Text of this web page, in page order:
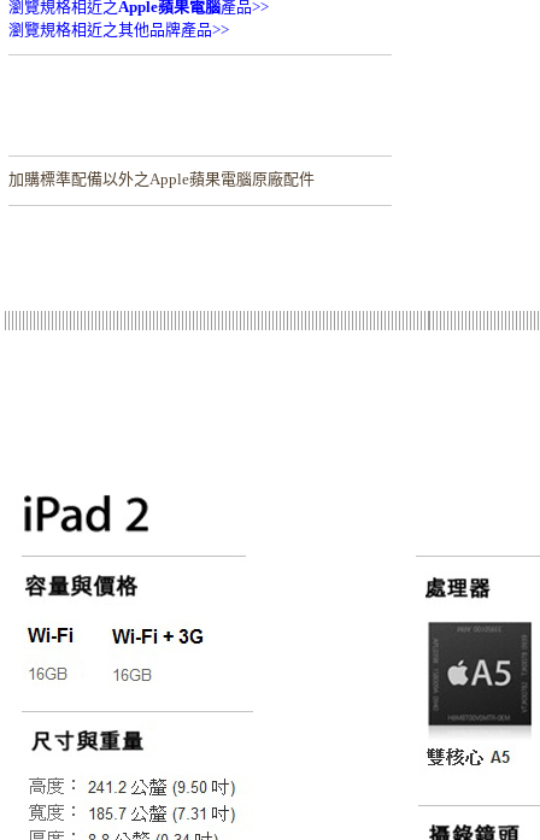
瀏覽規格相近之Apple蘋果電腦產品>>
瀏覽規格相近之其他品牌產品>>
加購標準配備以外之Apple蘋果電腦原廠配件